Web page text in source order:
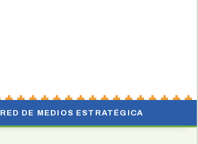
RED DE MEDIOS ESTRATÉGICA